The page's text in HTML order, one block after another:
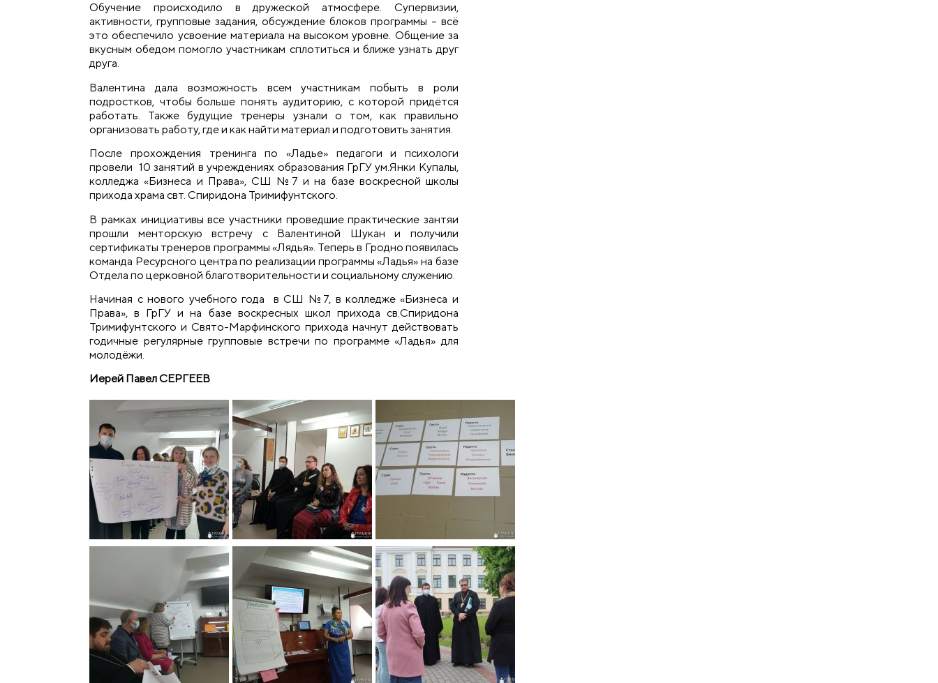
Обучение происходило в дружеской атмосфере. Супервизии,
активности, групповые задания, обсуждение блоков программы – всё
это обеспечило усвоение материала на высоком уровне. Общение за
вкусным обедом помогло участникам сплотиться и ближе узнать друг
друга.
Валентина дала возможность всем участникам побыть в роли
подростков, чтобы больше понять аудиторию, с которой придётся
работать. Также будущие тренеры узнали о том, как правильно
организовать работу, где и как найти материал и подготовить занятия.
После прохождения тренинга по «Ладье» педагоги и психологи
провели 10 занятий в учреждениях образования ГрГУ ум.Янки Купалы,
колледжа «Бизнеса и Права», СШ №7 и на базе воскресной школы
прихода храма свт. Спиридона Тримифунтского.
В рамках инициативы все участники проведшие практические зантяи
прошли менторскую встречу с Валентиной Шукан и получили
сертификаты тренеров программы «Лядья». Теперь в Гродно появилась
команда Ресурсного центра по реализации программы «Ладья» на базе
Отдела по церковной благотворительности и социальному служению.
Начиная с нового учебного года в СШ №7, в колледже «Бизнеса и
Права», в ГрГУ и на базе воскресных школ прихода св.Спиридона
Тримифунтского и Свято-Марфинского прихода начнут действовать
годичные регулярные групповые встречи по программе «Ладья» для
молодёжи.
Иерей Павел СЕРГЕЕВ